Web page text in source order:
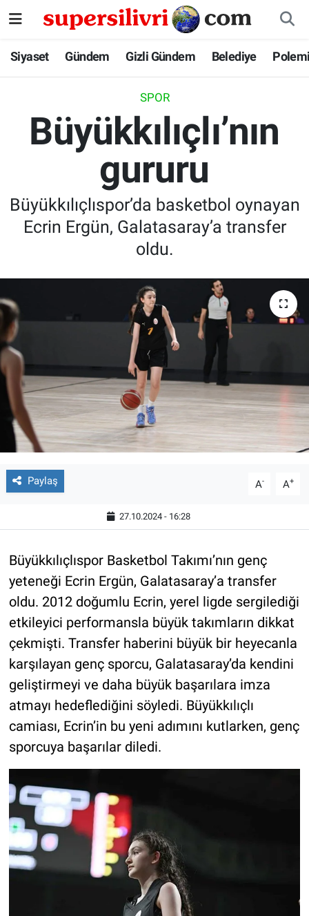
Siyaset Gündem Gizli Gündem Belediye
SPOR
Büyükkılıçlı’nın
gururu
Büyükkılıçlıspor’da basketbol oynayan
Ecrin Ergün, Galatasaray’a transfer
oldu.
Paylaş A- A+
27.10.2024 - 16:28
Büyükkılıçlıspor Basketbol Takımı’nın genç
yeteneği Ecrin Ergün, Galatasaray’a transfer
oldu. 2012 doğumlu Ecrin, yerel ligde sergilediği
etkileyici performansla büyük takımların dikkat
çekmişti. Transfer haberini büyük bir heyecanla
karşılayan genç sporcu, Galatasaray’da kendini
geliştirmeyi ve daha büyük başarılara imza
atmayı hedeflediğini söyledi. Büyükkılıçlı
camiası, Ecrin’in bu yeni adımını kutlarken, genç
sporcuya başarılar diledi.
Siyaset
Gizli Gündem
İstanbul Nöbetçi Eczaneler
İstanbul Namaz Vakitleri
İstanbul Trafik Yoğunluk Haritası
Süper Lig Puan Durumu ve Fikstür
Tüm Manşetler